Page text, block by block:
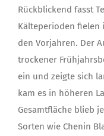
Rückblickend fasst
Kälteperioden fielen
den Vorjahren. Der
trockener
ein und zeigte sich
kam es in höheren
Gesamtfläche blieb
Sorten wie Chenin